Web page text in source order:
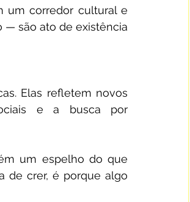
um corredor cultural e
— são ato de existência
Elas refletem novos
e a busca por
um espelho do que
de crer, é porque algo